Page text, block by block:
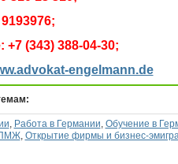
(343) 388-04-30;
engelmann.de
, Работа в Германии, Обучение в
ПМЖ, Открытие фирмы и бизнес-